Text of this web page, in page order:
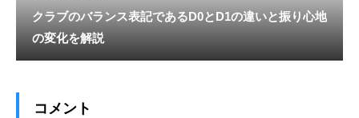
クラブのバランス表記であるD0とD1の違いと振り心地
の変化を解説
コメント